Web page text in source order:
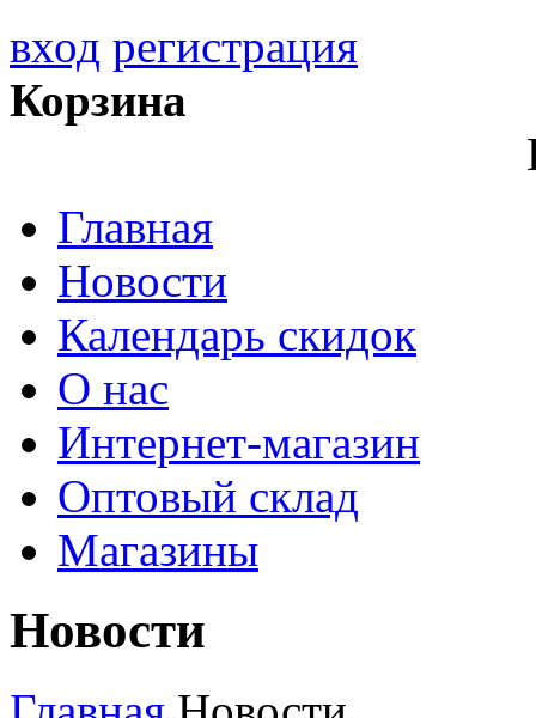
вход регистрация
Корзина
Главная
Новости
Календарь скидок
О нас
Интернет-магазин
Оптовый склад
Магазины
Новости